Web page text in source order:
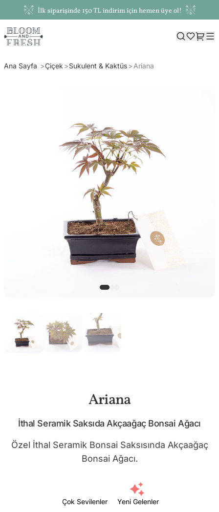
İlk siparişinde 150 TL indirim için hemen üye ol!
Ana Sayfa Çiçek Sukulent & Kaktüs Ariana
Ariana
İthal Seramik Saksıda Akçaağaç Bonsai Ağacı
Özel İthal Seramik Bonsai Saksısında Akçaağaç
Bonsai Ağacı.
Çok Sevilenler Yeni Gelenler